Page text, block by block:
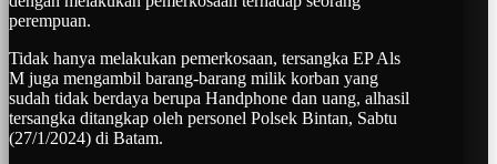
perempuan.
Tidak hanya melakukan pemerkosaan, tersangka EP Als
M juga mengambil barang-barang milik korban yang
sudah tidak berdaya berupa Handphone dan uang, alhasil
tersangka ditangkap oleh personel Polsek Bintan, Sabtu
(27/1/2024) di Batam.